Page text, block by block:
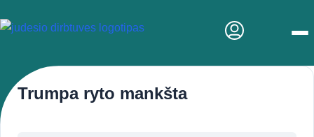
Trumpa ryto mankšta